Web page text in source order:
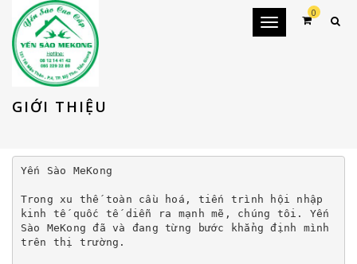
0
Toggle
GIỚI THIỆU
Yến Sào MeKong
Trong xu thế toàn cầu hoá, tiến trình hội nhập
kinh tế quốc tế diễn ra mạnh mẽ, chúng tôi. Yến
Sào MeKong đã và đang từng bước khẳng định mình
trên thị trường.